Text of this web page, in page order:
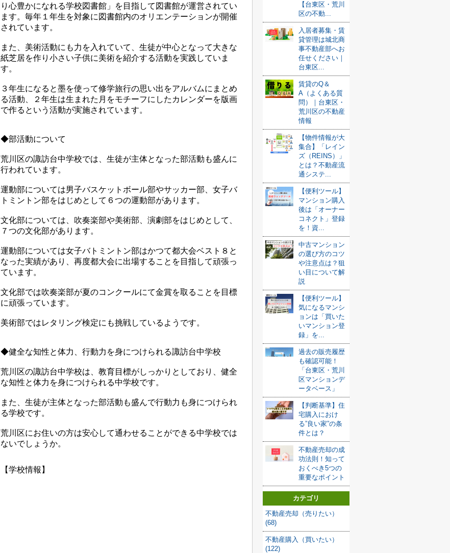
り心豊かになれる学校図書館」を目指して図書館が運営されてい
ます。毎年１年生を対象に図書館内のオリエンテーションが開催
されています。
また、美術活動にも力を入れていて、生徒が中心となって大きな
紙芝居を作り小さい子供に美術を紹介する活動を実践していま
す。
３年生になると墨を使って修学旅行の思い出をアルバムにまとめ
る活動、２年生は生まれた月をモチーフにしたカレンダーを版画
で作るという活動が実施されています。
◆部活動について
荒川区の諏訪台中学校では、生徒が主体となった部活動も盛んに
行われています。
運動部については男子バスケットボール部やサッカー部、女子バ
トミントン部をはじめとして６つの運動部があります。
文化部については、吹奏楽部や美術部、演劇部をはじめとして、
７つの文化部があります。
運動部については女子バトミントン部はかつて都大会ベスト８と
なった実績があり、再度都大会に出場することを目指して頑張っ
ています。
文化部では吹奏楽部が夏のコンクールにて金賞を取ることを目標
に頑張っています。
美術部ではレタリング検定にも挑戦しているようです。
◆健全な知性と体力、行動力を身につけられる諏訪台中学校
荒川区の諏訪台中学校は、教育目標がしっかりとしており、健全
な知性と体力を身につけられる中学校です。
また、生徒が主体となった部活動も盛んで行動力も身につけられ
る学校です。
荒川区にお住いの方は安心して通わせることができる中学校では
ないでしょうか。
【学校情報】
【台東区・荒川
区の不動...
入居者募集・賃
貸管理は城北商
事不動産部へお
任せください｜
台東区...
賃貸のQ＆
A（よくある質
問）｜台東区・
荒川区の不動産
情報
【物件情報が大
集合】「レイン
ズ（REINS）」
とは？不動産流
通システ...
【便利ツール】
マンション購入
後は「オーナー
コネクト」登録
を！資...
中古マンション
の選び方のコツ
や注意点は？狙
い目について解
説
【便利ツール】
気になるマンシ
ョンは「買いた
いマンション登
録」を...
過去の販売履歴
も確認可能！
「台東区・荒川
区マンションデ
ータベース」
【判断基準】住
宅購入におけ
る”良い家”の条
件とは？
不動産売却の成
功法則！知って
おくべき5つの
重要なポイント
カテゴリ
不動産売却（売りたい）
(68)
不動産購入（買いたい）
(122)